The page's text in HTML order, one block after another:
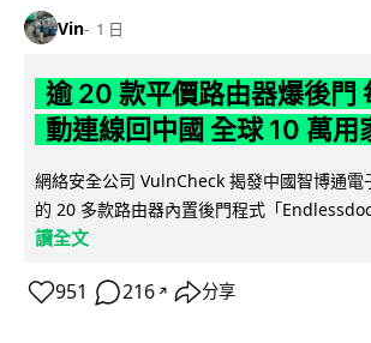
Vin 1 日
逾 20 款平價路由器爆後門
動連線回中國 全球 10 萬用
網絡安全公司 VulnCheck 揭發中國智博通
的 20 多款路由器內置後門程式「
讀全文
951 216 ↗ 分享